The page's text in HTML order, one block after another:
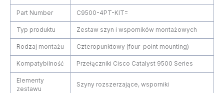
Part Number C9500-4PT-KIT=
Typ produktu Zestaw szyn i wsporników montażowych
Rodzaj montażu Czteropunktowy (four-point mounting)
Kompatybilność Przełączniki Cisco Catalyst 9500 Series
Elementy
zestawu
Szyny rozszerzające, wsporniki